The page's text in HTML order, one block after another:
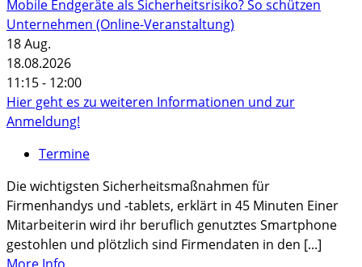
Mobile Endgeräte als Sicherheitsrisiko? So schützen
Unternehmen (Online-Veranstaltung)
18Aug.
18.08.2026
11:15 - 12:00
Hier geht es zu weiteren Informationen und zur
Anmeldung!
Termine
Die wichtigsten Sicherheitsmaßnahmen für
Firmenhandys und -tablets, erklärt in 45 Minuten Einer
Mitarbeiterin wird ihr beruflich genutztes Smartphone
gestohlen und plötzlich sind Firmendaten in den [...]